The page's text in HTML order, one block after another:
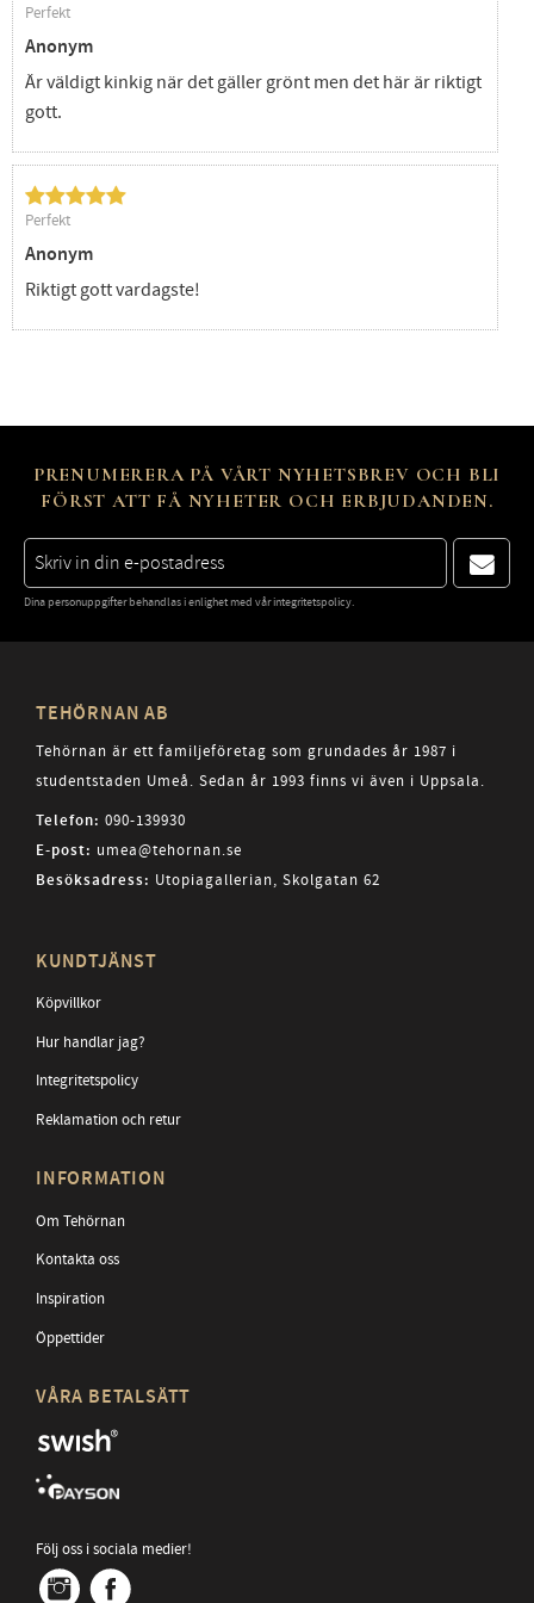
Perfekt
Anonym
Är väldigt kinkig när det gäller grönt men det här är riktigt
gott.
Perfekt
Anonym
Riktigt gott vardagste!
PRENUMERERA PÅ VÅRT NYHETSBREV OCH BLI
FÖRST ATT FÅ NYHETER OCH ERBJUDANDEN.
Dina personuppgifter behandlas i enlighet med vårintegritetspolicy.
TEHÖRNAN AB
Tehörnan är ett familjeföretag som grundades år 1987 i
studentstaden Umeå. Sedan år 1993 finns vi även i Uppsala.
Telefon: 090-139930
E-post: umea@tehornan.se
Besöksadress: Utopiagallerian, Skolgatan 62
KUNDTJÄNST
Köpvillkor
Hur handlar jag?
Integritetspolicy
Reklamation och retur
INFORMATION
Om Tehörnan
Kontakta oss
Inspiration
Öppettider
VÅRA BETALSÄTT
Följ oss i sociala medier!